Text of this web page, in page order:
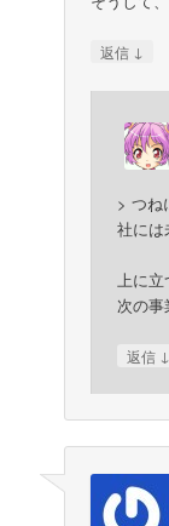
返信 ↓
> つね
社には
上に立
次の事
返信 ↓